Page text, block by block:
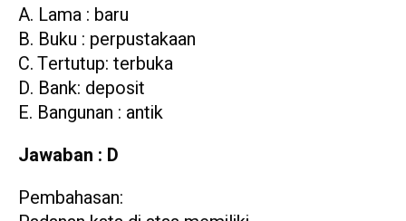
A. Lama : baru
B. Buku : perpustakaan
C. Tertutup: terbuka
D. Bank: deposit
E. Bangunan : antik
Jawaban : D
Pembahasan: